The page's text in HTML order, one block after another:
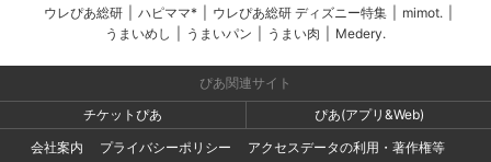
ウレぴあ総研 ハピママ* ウレぴあ総研 ディズニー特集 mimot.
うまいめし
うまいパン うまい肉 Medery.
ぴあ関連サイト
チケットぴあ
ぴあ(アプリ&Web)
会社案内
プライバシーポリシー
アクセスデータの利用・著作権等